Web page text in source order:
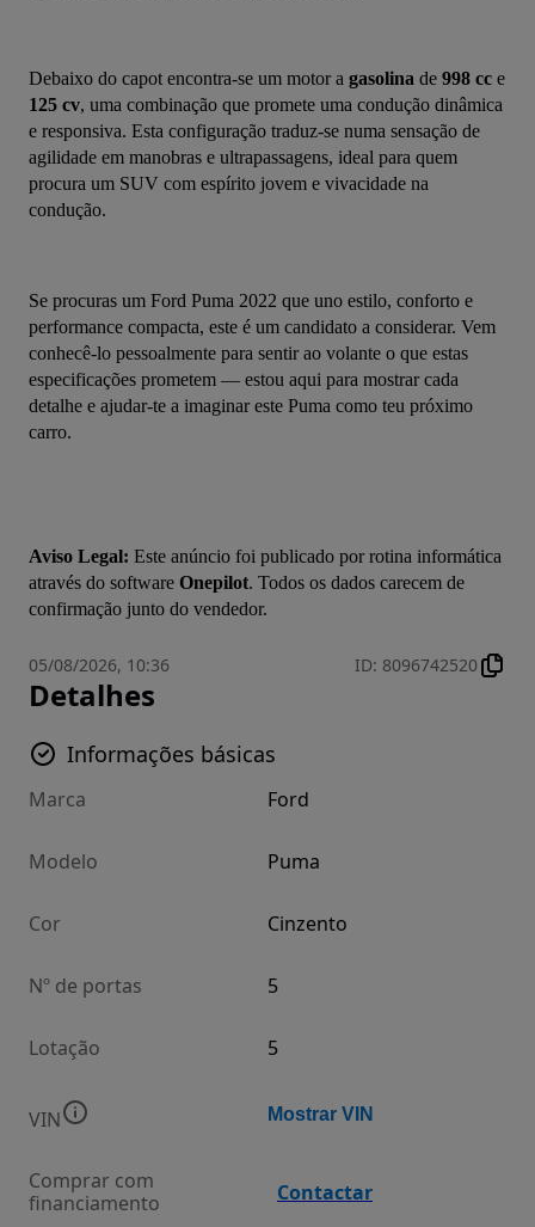
Debaixo do capot encontra-se um motor a gasolina de 998 cc
125 cv, uma combinação que promete uma condução dinâmica
e responsiva. Esta configuração traduz-se numa sensação de
agilidade em manobras e ultrapassagens, ideal para quem
procura um SUV com espírito jovem e vivacidade na
condução.
Se procuras um Ford Puma 2022 que uno estilo, conforto e
performance compacta, este é um candidato a considerar. Vem
conhecê-lo pessoalmente para sentir ao volante o que estas
especificações prometem — estou aqui para mostrar cada
detalhe e ajudar-te a imaginar este Puma como teu próximo
carro.
Aviso Legal: Este anúncio foi publicado por rotina informática
através do software Onepilot. Todos os dados carecem de
confirmação junto do vendedor.
05/08/2026, 10:36 ID: 8096742520
Detalhes
Informações básicas
Marca Ford
Modelo Puma
Cor Cinzento
Nº de portas 5
Lotação 5
VIN Mostrar VIN
Comprar com
financiamento
Contactar